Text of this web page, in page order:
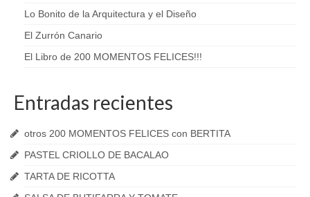
Lo Bonito de la Arquitectura y el Diseño
El Zurrón Canario
El Libro de 200 MOMENTOS FELICES!!!
Entradas recientes
otros 200 MOMENTOS FELICES con BERTITA
PASTEL CRIOLLO DE BACALAO
TARTA DE RICOTTA